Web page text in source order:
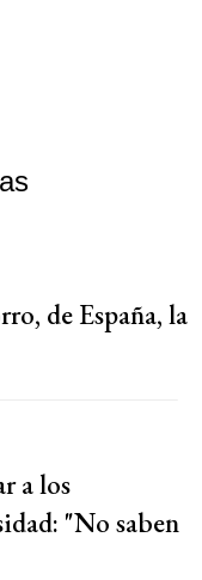
de España, la
a los
"No saben